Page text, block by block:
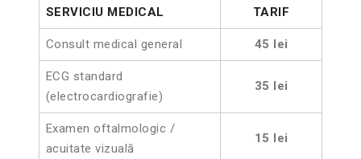
SERVICIU MEDICAL TARIF
Consult medical general 45 lei
ECG standard
(electrocardiografie)
35 lei
Examen oftalmologic /
acuitate vizuală
15 lei